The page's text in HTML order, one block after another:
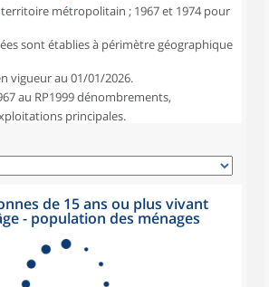
territoire métropolitain ; 1967 et 1974 pour
sont établies à périmètre géographique
vigueur au 01/01/2026.
au RP1999 dénombrements,
principales.
de 15 ans ou plus vivant
- population des ménages